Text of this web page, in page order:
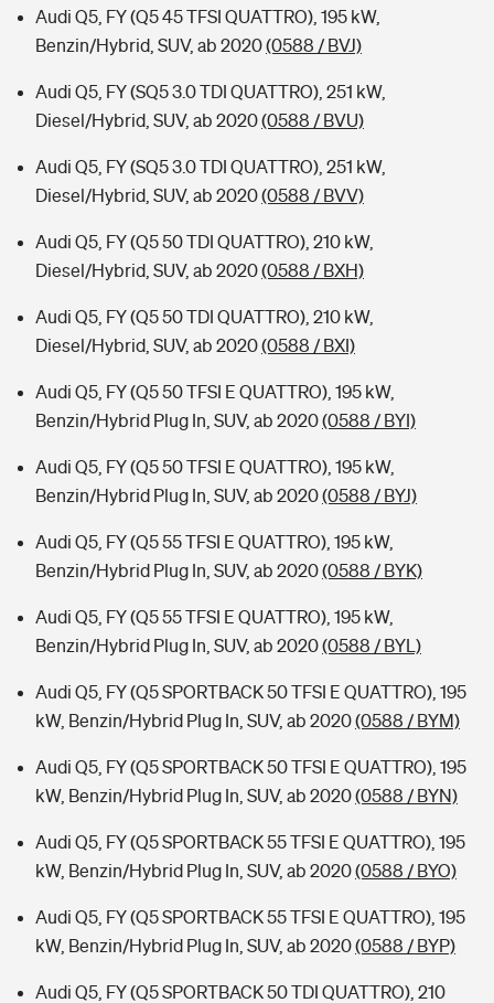
Audi Q5, FY (Q5 45 TFSI QUATTRO), 195 kW,
Benzin/Hybrid, SUV, ab 2020(0588 / BVJ)
Audi Q5, FY (SQ5 3.0 TDI QUATTRO), 251 kW,
Diesel/Hybrid, SUV, ab 2020(0588 / BVU)
Audi Q5, FY (SQ5 3.0 TDI QUATTRO), 251 kW,
Diesel/Hybrid, SUV, ab 2020(0588 / BVV)
Audi Q5, FY (Q5 50 TDI QUATTRO), 210 kW,
Diesel/Hybrid, SUV, ab 2020(0588 / BXH)
Audi Q5, FY (Q5 50 TDI QUATTRO), 210 kW,
Diesel/Hybrid, SUV, ab 2020(0588 / BXI)
Audi Q5, FY (Q5 50 TFSI E QUATTRO), 195 kW,
Benzin/Hybrid Plug In, SUV, ab 2020(0588 / BYI)
Audi Q5, FY (Q5 50 TFSI E QUATTRO), 195 kW,
Benzin/Hybrid Plug In, SUV, ab 2020(0588 / BYJ)
Audi Q5, FY (Q5 55 TFSI E QUATTRO), 195 kW,
Benzin/Hybrid Plug In, SUV, ab 2020(0588 / BYK)
Audi Q5, FY (Q5 55 TFSI E QUATTRO), 195 kW,
Benzin/Hybrid Plug In, SUV, ab 2020(0588 / BYL)
Audi Q5, FY (Q5 SPORTBACK 50 TFSI E QUATTRO), 195
kW, Benzin/Hybrid Plug In, SUV, ab 2020(0588 / BYM)
Audi Q5, FY (Q5 SPORTBACK 50 TFSI E QUATTRO), 195
kW, Benzin/Hybrid Plug In, SUV, ab 2020(0588 / BYN)
Audi Q5, FY (Q5 SPORTBACK 55 TFSI E QUATTRO), 195
kW, Benzin/Hybrid Plug In, SUV, ab 2020(0588 / BYO)
Audi Q5, FY (Q5 SPORTBACK 55 TFSI E QUATTRO), 195
kW, Benzin/Hybrid Plug In, SUV, ab 2020(0588 / BYP)
Audi Q5, FY (Q5 SPORTBACK 50 TDI QUATTRO), 210